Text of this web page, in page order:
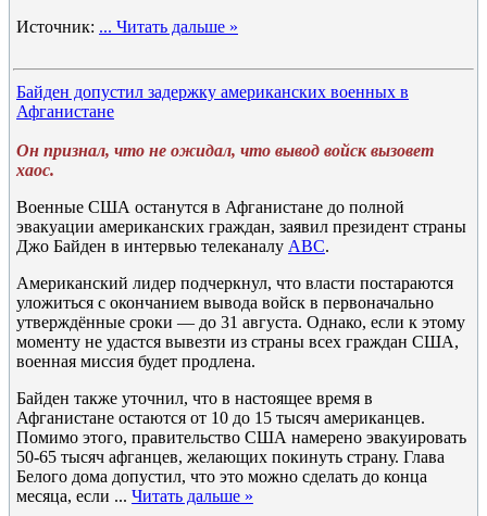
Источник: ... Читать дальше »
Байден допустил задержку американских военных в
Афганистане
Он признал, что не ожидал, что вывод войск вызовет
хаос.
Военные США останутся в Афганистане до полной
эвакуации американских граждан, заявил президент страны
Джо Байден в интервью телеканалу ABC.
Американский лидер подчеркнул, что власти постараются
уложиться с окончанием вывода войск в первоначально
утверждённые сроки — до 31 августа. Однако, если к этому
моменту не удастся вывезти из страны всех граждан США,
военная миссия будет продлена.
Байден также уточнил, что в настоящее время в
Афганистане остаются от 10 до 15 тысяч американцев.
Помимо этого, правительство США намерено эвакуировать
50-65 тысяч афганцев, желающих покинуть страну. Глава
Белого дома допустил, что это можно сделать до конца
месяца, если ... Читать дальше »